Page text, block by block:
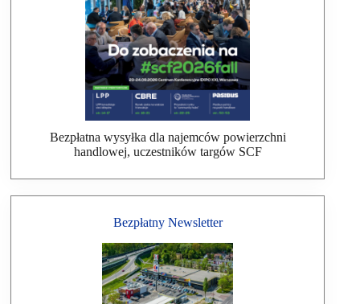
Bezpłatna wysyłka dla najemców powierzchni
handlowej, uczestników targów SCF
Bezpłatny Newsletter